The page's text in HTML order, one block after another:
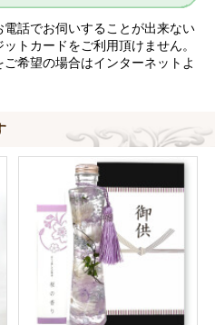
話でお伺いすることが出来ない
トカードをご利用頂けません。
希望の場合はインターネットよ